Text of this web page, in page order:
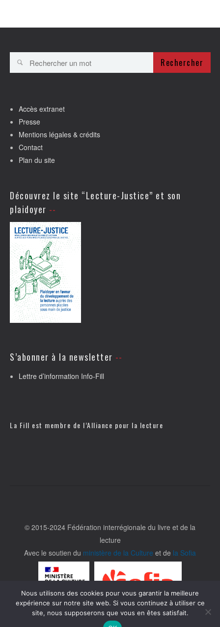
Rechercher
Accès extranet
Presse
Mentions légales & crédits
Contact
Plan du site
Découvrez le site “Lecture-Justice” et son
plaidoyer
S’abonner à la newsletter
Lettre d’information Info-Fill
La Fill est membre de l’Alliance pour la lecture
© 2015-2024 Fédération interrégionale du livre et de la
lecture
Avec le soutien du ministère de la Culture et de la Sofia
Nous utilisons des cookies pour vous garantir la meilleure
expérience sur notre site web. Si vous continuez à utiliser ce
site, nous supposerons que vous en êtes satisfait.